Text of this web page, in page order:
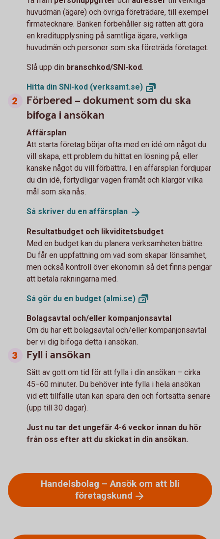
huvudmän (ägare) och övriga företrädare, till exempel
firmatecknare. Banken förbehåller sig rätten att göra
en kreditupplysning på samtliga ägare, verkliga
huvudmän och personer som ska företräda företaget.
Slå upp din branschkod/SNI-kod.
Hitta din SNI-kod (verksamt.se)
Förbered – dokument som du ska
bifoga i ansökan
Affärsplan
Att starta företag börjar ofta med en idé om något du
vill skapa, ett problem du hittat en lösning på, eller
kanske något du vill förbättra. I en affärsplan fördjupar
du din idé, förtydligar vägen framåt och klargör vilka
mål som ska nås.
Så skriver du en affärsplan
Resultatbudget och likviditetsbudget
Med en budget kan du planera verksamheten bättre.
Du får en uppfattning om vad som skapar lönsamhet,
men också kontroll över ekonomin så det finns pengar
att betala räkningarna med.
Så gör du en budget (almi.se)
Bolagsavtal och/eller kompanjonsavtal
Om du har ett bolagsavtal och/eller kompanjonsavtal
ber vi dig bifoga detta i ansökan.
Fyll i ansökan
Sätt av gott om tid för att fylla i din ansökan – cirka
45−60 minuter. Du behöver inte fylla i hela ansökan
vid ett tillfälle utan kan spara den och fortsätta senare
(upp till 30 dagar).
Just nu tar det ungefär 4-6 veckor innan du hör
från oss efter att du skickat in din ansökan.
Handelsbolag – Ansök om att bli
företagskund